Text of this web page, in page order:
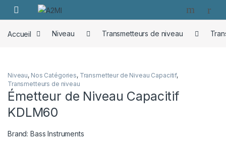
Skip to navigation
Skip to content
Accueil Niveau Transmetteurs de niveau
Niveau, Nos Catégories, Transmetteur de Niveau Capacitif,
Transmetteurs de niveau
Émetteur de Niveau Capacitif
KDLM60
Brand:Bass Instruments